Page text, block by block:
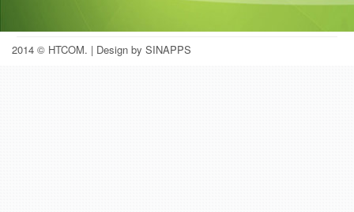
2014 © HTCOM. | Design by SINAPPS